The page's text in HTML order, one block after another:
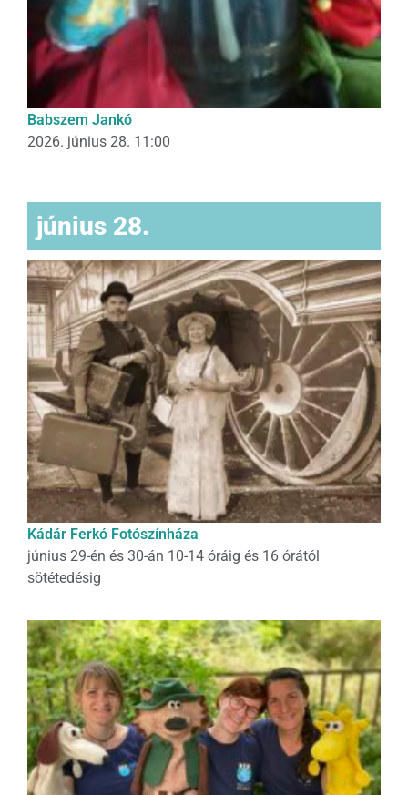
Babszem Jankó
2026. június 28. 11:00
június 28.
Kádár Ferkó Fotószínháza
június 29-én és 30-án 10-14 óráig és 16 órától
sötétedésig